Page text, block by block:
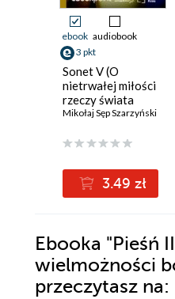
ebook audiobook
3 pkt
Sonet V (O
nietrwałej miłości
rzeczy świata
tego)
Mikołaj Sęp Szarzyński
3.49 zł
Ebooka "Pieśń
wielmożności
przeczytasz na: